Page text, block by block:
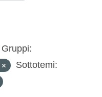
Gruppi:
Sottotemi: